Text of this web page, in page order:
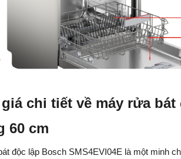
chi tiết về máy rửa bát
60 cm
độc lập Bosch SMS4EVI04E là một minh